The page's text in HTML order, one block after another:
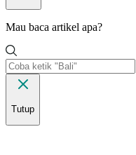
Mau baca artikel apa?
Tutup